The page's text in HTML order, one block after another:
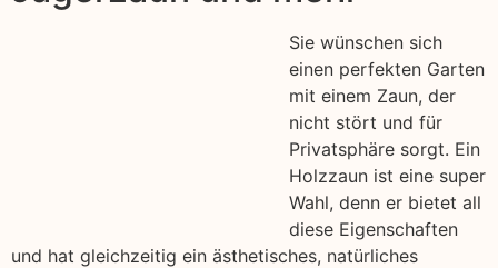
Sie wünschen sich
einen perfekten Garten
mit einem Zaun, der
nicht stört und für
Privatsphäre sorgt. Ein
Holzzaun ist eine super
Wahl, denn er bietet all
diese Eigenschaften
und hat gleichzeitig ein ästhetisches, natürliches